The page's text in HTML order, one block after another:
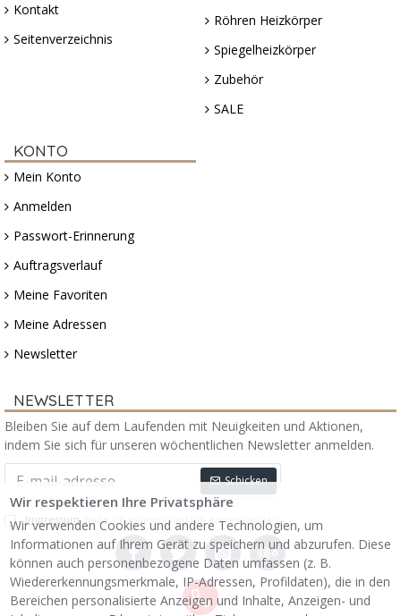
Kontakt
Seitenverzeichnis
Röhren Heizkörper
Spiegelheizkörper
Zubehör
SALE
KONTO
Mein Konto
Anmelden
Passwort-Erinnerung
Auftragsverlauf
Meine Favoriten
Meine Adressen
Newsletter
NEWSLETTER
Bleiben Sie auf dem Laufenden mit Neuigkeiten und Aktionen,
indem Sie sich für unseren wöchentlichen Newsletter anmelden.
Schicken
Impressum habe ich gelesen und bin einverstanden.
Wir respektieren Ihre Privatsphäre
Wir verwenden Cookies und andere Technologien, um
Informationen auf Ihrem Gerät zu speichern und abzurufen. Diese
können auch personenbezogene Daten umfassen (z. B.
Wiedererkennungsmerkmale, IP-Adressen, Profildaten), die in den
Bereichen personalisierte Anzeigen und Inhalte, Anzeigen- und